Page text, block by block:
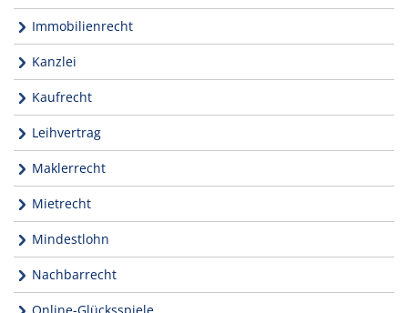
Immobilienrecht
Kanzlei
Kaufrecht
Leihvertrag
Maklerrecht
Mietrecht
Mindestlohn
Nachbarrecht
Online-Glücksspiele